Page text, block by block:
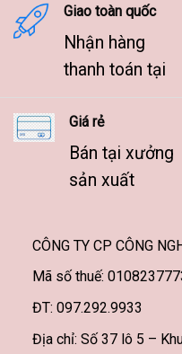
Giao toàn quốc
Nhận hàng
thanh toán tại
Giá rẻ
Bán tại xưởng
sản xuất
CÔNG TY CP CÔNG
Mã số thuế:
ĐT: 097.292.9933
Địa chỉ: Số 37 lô 5 –